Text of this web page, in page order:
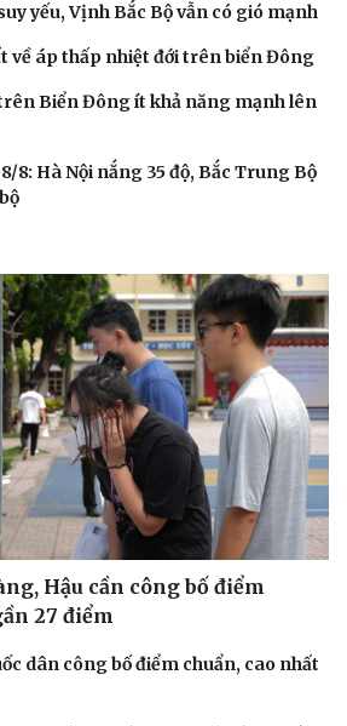
yếu, Vịnh Bắc Bộ vẫn có gió mạnh
về áp thấp nhiệt đới trên biển Đông
Biển Đông ít khả năng mạnh lên
8: Hà Nội nắng 35 độ, Bắc Trung Bộ
Hậu cần công bố điểm
27 điểm
dân công bố điểm chuẩn, cao nhất